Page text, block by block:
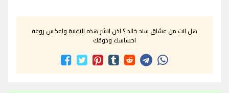
هل انت من عشاق سند خالد ؟ اذن انشر هذه الاغنية واعكس روعة
احساسك وذوقك